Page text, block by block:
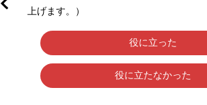
上げます。）
役に立った
役に立たなかった